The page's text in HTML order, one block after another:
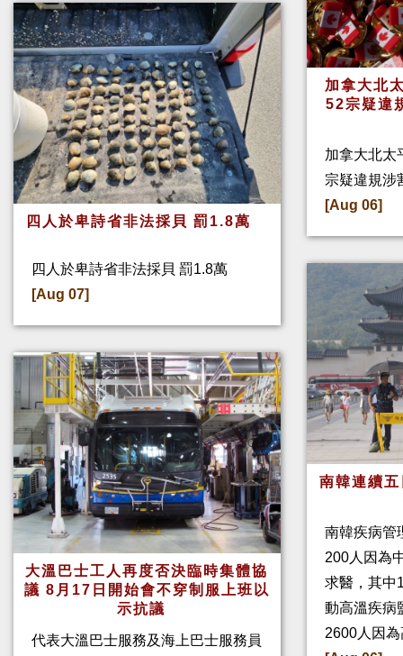
四人於卑詩省非法採貝 罰1.8萬
四人於卑詩省非法採貝 罰1.8萬
[Aug 07]
大溫巴士工人再度否決臨時集體協
議 8月17日開始會不穿制服上班以
示抗議
代表大溫巴士服務及海上巴士服務員
加拿大北
52宗疑違
加拿大北太
宗疑違規涉
[Aug 06]
南韓連續
南韓疾病管
200人因為
求醫，其中
動高溫疾病
2600人因